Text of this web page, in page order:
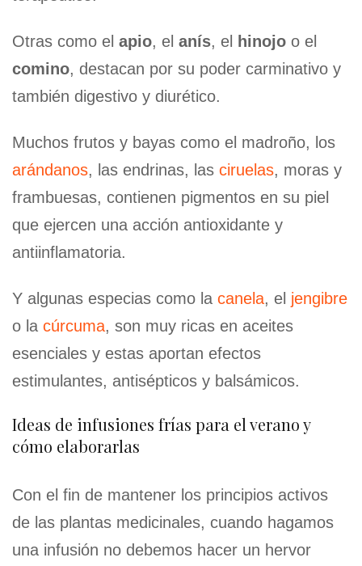
Otras como el apio, el anís, el hinojo o el
comino, destacan por su poder carminativo y
también digestivo y diurético.
Muchos frutos y bayas como el madroño, los
arándanos, las endrinas, las ciruelas, moras y
frambuesas, contienen pigmentos en su piel
que ejercen una acción antioxidante y
antiinflamatoria.
Y algunas especias como la canela, el jengibre
o la cúrcuma, son muy ricas en aceites
esenciales y estas aportan efectos
estimulantes, antisépticos y balsámicos.
Ideas de infusiones frías para el verano y
cómo elaborarlas
Con el fin de mantener los principios activos
de las plantas medicinales, cuando hagamos
una infusión no debemos hacer un hervor